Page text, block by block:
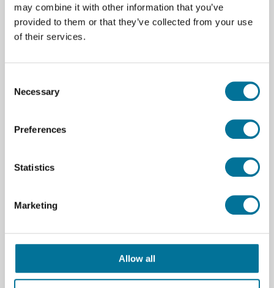
may combine it with other information that you’ve
provided to them or that they’ve collected from your use
of their services.
Selection
Necessary
Preferences
Statistics
Marketing
Allow all
Weiterlesen
Leistungsfähig. Erschwinglich. Einfach in der
vielfältigen Funktionen eines eigenständigen Gerätes
benötigen, die Leistungsfähigkeit der preisgekrönten